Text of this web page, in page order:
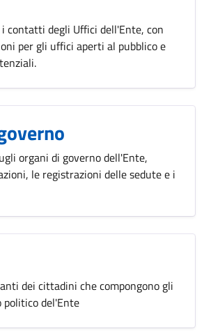
contatti degli Uffici dell'Ente, con
per gli uffici aperti al pubblico e
organi di governo dell'Ente,
le registrazioni delle sedute e i
dei cittadini che compongono gli
del'Ente